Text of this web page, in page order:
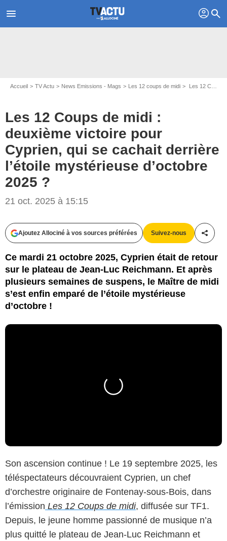
menu profil search
Accueil TV Actu News Emissions - Mags Les 12 coups de midi Les 12 Coups de midi : deuxième victoire pour Cyprien, qui se cachait derrière l’étoile mystérieuse d’octobre 2025 ?
Les 12 Coups de midi :
deuxième victoire pour
Cyprien, qui se cachait derrière
l’étoile mystérieuse d’octobre
2025 ?
21 oct. 2025 à 15:15
Ajoutez Allociné à vos sources préférées Suivez-nous
Ce mardi 21 octobre 2025, Cyprien était de retour
sur le plateau de Jean-Luc Reichmann. Et après
plusieurs semaines de suspens, le Maître de midi
s’est enfin emparé de l’étoile mystérieuse
d’octobre !
Son ascension continue ! Le 19 septembre 2025, les
téléspectateurs découvraient Cyprien, un chef
d’orchestre originaire de Fontenay-sous-Bois, dans
l’émission Les 12 Coups de midi, diffusée sur TF1.
Depuis, le jeune homme passionné de musique n’a
plus quitté le plateau de Jean-Luc Reichmann et